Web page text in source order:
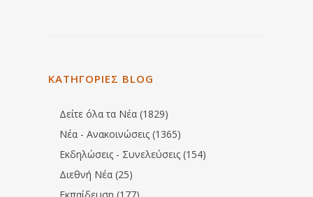
ΚΑΤΗΓΟΡΙΕΣ BLOG
Δείτε όλα τα Νέα (1829)
Νέα - Ανακοινώσεις (1365)
Εκδηλώσεις - Συνελεύσεις (154)
Διεθνή Νέα (25)